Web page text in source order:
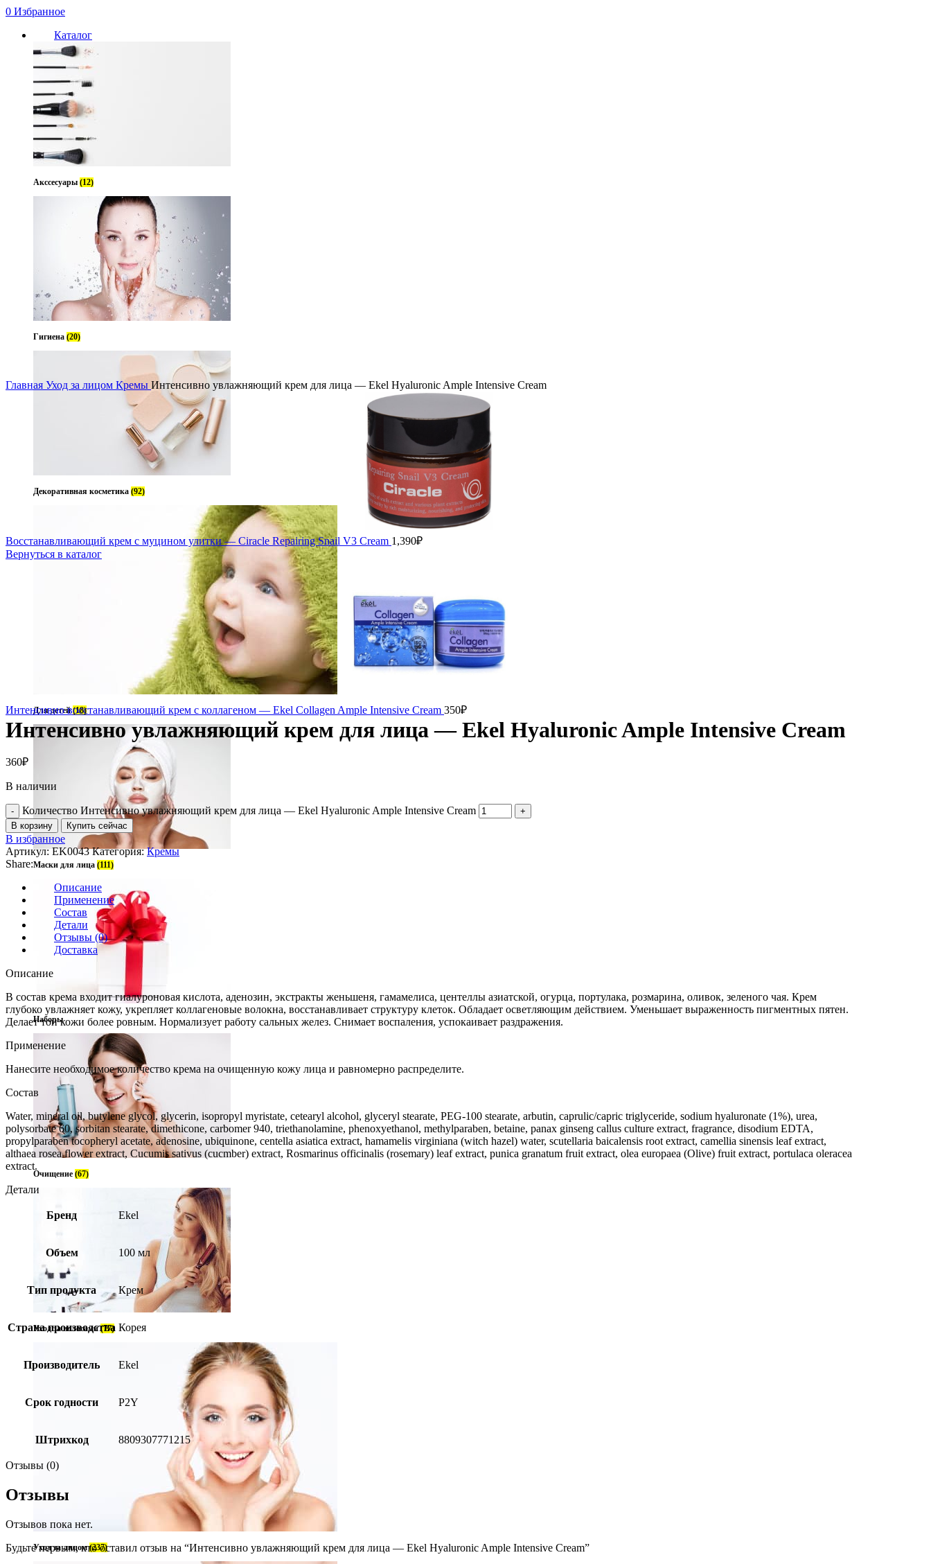
0 Избранное
Каталог
Акссесуары (12)
Гигиена (20)
Декоративная косметика (92)
Для детей(18)
Маски для лица (111)
Наборы
Очищение (67)
Уход за волосами(77)
Уход за лицом(237)
Главная Уход за лицом Кремы Интенсивно увлажняющий крем для лица — Ekel Hyaluronic Ample Intensive Cream
Восстанавливающий крем с муцином улитки — Ciracle Repairing Snail V3 Cream 1,390₽
Вернуться в каталог
Интенсивно восстанавливающий крем с коллагеном — Ekel Collagen Ample Intensive Cream 350₽
Интенсивно увлажняющий крем для лица — Ekel Hyaluronic Ample Intensive Cream
360₽
В наличии
Количество Интенсивно увлажняющий крем для лица — Ekel Hyaluronic Ample Intensive Cream
В корзину Купить сейчас
В избранное
Артикул: EK0043Категория: Кремы
Share:
Описание
Применение
Состав
Детали
Отзывы (0)
Доставка
Описание
В состав крема входит гиалуроновая кислота, аденозин, экстракты женьшеня, гамамелиса, центеллы азиатской, огурца, портулака, розмарина, оливок, зеленого чая. Крем
глубоко увлажняет кожу, укрепляет коллагеновые волокна, восстанавливает структуру клеток. Обладает осветляющим действием. Уменьшает выраженность пигментных пятен.
Делает тон кожи более ровным. Нормализует работу сальных желез. Снимает воспаления, успокаивает раздражения.
Применение
Нанесите необходимое количество крема на очищенную кожу лица и равномерно распределите.
Состав
Water, mineral oil, butylene glycol, glycerin, isopropyl myristate, cetearyl alcohol, glyceryl stearate, PEG-100 stearate, arbutin, caprulic/capric triglyceride, sodium hyaluronate (1%), urea,
polysorbate 60, sorbitan stearate, dimethicone, carbomer 940, triethanolamine, phenoxyethanol, methylparaben, betaine, panax ginseng callus culture extract, fragrance, disodium EDTA,
propylparaben tocopheryl acetate, adenosine, ubiquinone, centella asiatica extract, hamamelis virginiana (witch hazel) water, scutellaria baicalensis root extract, camellia sinensis leaf extract,
althaea rosea flower extract, Cucumis sativus (cucmber) extract, Rosmarinus officinalis (rosemary) leaf extract, punica granatum fruit extract, olea europaea (Olive) fruit extract, portulaca oleracea
extract.
Детали
Бренд Ekel
Объем 100 мл
Тип продукта Крем
Страна производства Корея
Производитель Ekel
Срок годности P2Y
Штрихкод 8809307771215
Отзывы (0)
Отзывы
Отзывов пока нет.
Будьте первым, кто оставил отзыв на “Интенсивно увлажняющий крем для лица — Ekel Hyaluronic Ample Intensive Cream”